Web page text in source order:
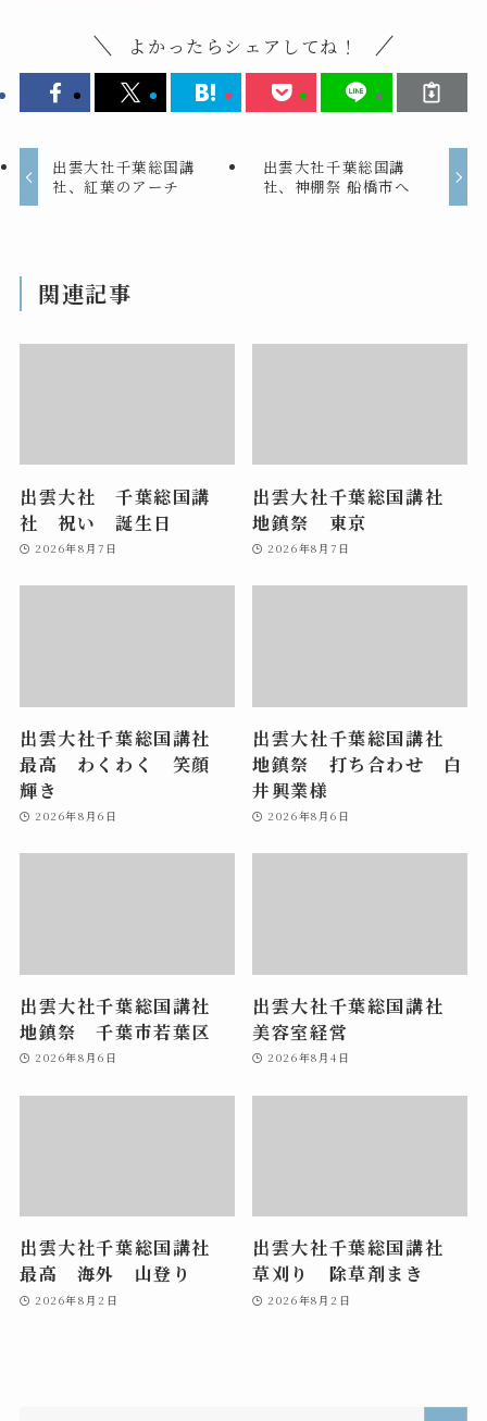
よかったらシェアしてね！
出雲大社千葉総国講
社、紅葉のアーチ
出雲大社千葉総国講
社、神棚祭 船橋市へ
関連記事
出雲大社 千葉総国講
社 祝い 誕生日
2026年8月7日
出雲大社千葉総国講社
地鎮祭 東京
2026年8月7日
出雲大社千葉総国講社
最高 わくわく 笑顔
輝き
2026年8月6日
出雲大社千葉総国講社
地鎮祭 打ち合わせ 白
井興業様
2026年8月6日
出雲大社千葉総国講社
地鎮祭 千葉市若葉区
2026年8月6日
出雲大社千葉総国講社
美容室経営
2026年8月4日
出雲大社千葉総国講社
最高 海外 山登り
2026年8月2日
出雲大社千葉総国講社
草刈り 除草剤まき
2026年8月2日